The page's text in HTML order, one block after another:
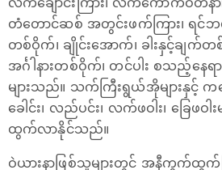
တံတောင်ဆစ် အတွင်းဖက်ကြား၊ ရင်ဘတ်
တစ်ဝိုက်၊ ချိုင်းအောက်၊ ခါးနှင့်ချက်တ
အင်္ဂါနားတစ်ဝိုက်၊ တင်ပါး စသည့်နေရ
များသည်။ သက်ကြီးရွယ်အိုများနှင့် က
ခေါင်း၊ လည်ပင်း၊ လက်ဖဝါး၊ ခြေဖဝါ
ထွက်လာနိုင်သည်။
ဝဲယားနာဖြစ်သူများတွင် အနီကွက်ထွက်ခ